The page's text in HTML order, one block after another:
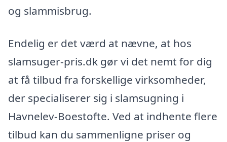
og slammisbrug.
Endelig er det værd at nævne, at hos
slamsuger-pris.dk gør vi det nemt for dig
at få tilbud fra forskellige virksomheder,
der specialiserer sig i slamsugning i
Havnelev-Boestofte. Ved at indhente flere
tilbud kan du sammenligne priser og